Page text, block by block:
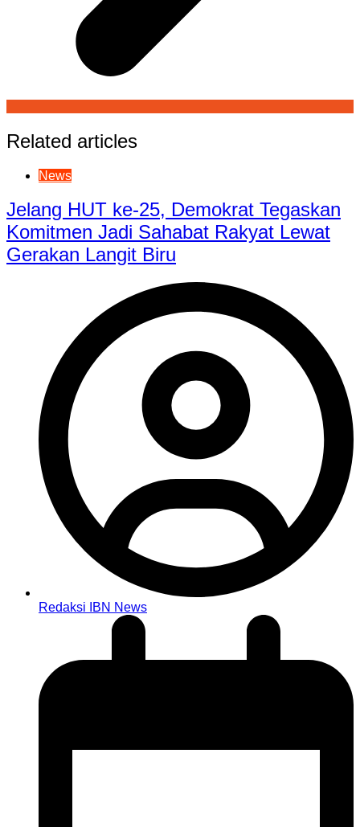
Related articles
News
Jelang HUT ke-25, Demokrat Tegaskan
Komitmen Jadi Sahabat Rakyat Lewat
Gerakan Langit Biru
Redaksi IBN News